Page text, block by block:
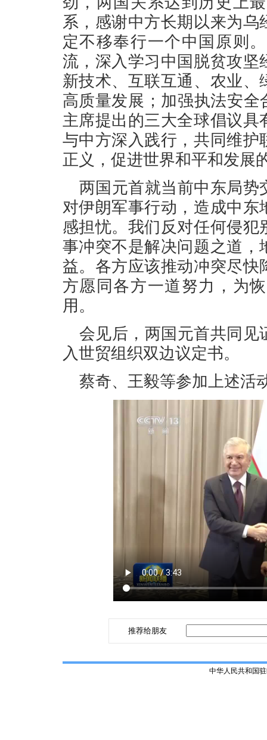
系，感谢中方长期以来为
定不移奉行一个中国原则
流，深入学习中国脱贫攻
新技术、互联互通、农业
高质量发展；加强执法安全
主席提出的三大全球倡议
与中方深入践行，共同维
正义，促进世界和平和发展
两国元首就当前中东局
对伊朗军事行动，造成中
感担忧。我们反对任何侵
事冲突不是解决问题之道
益。各方应该推动冲突尽
方愿同各方一道努力，为
用。
会见后，两国元首共同
入世贸组织双边议定书。
蔡奇、王毅等参加上述活
推荐给朋友
中华人民共和国